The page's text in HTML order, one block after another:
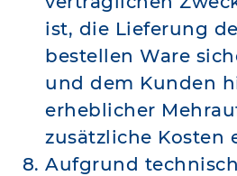
ist, die Lieferung
bestellen Ware
und dem Kunden
erheblicher
zusätzliche Kosten
Aufgrund